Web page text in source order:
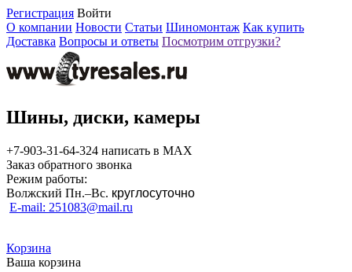
Регистрация Войти
О компании Новости Статьи Шиномонтаж Как купить
Доставка Вопросы и ответы Посмотрим отгрузки?
Шины, диски, камеры
+7-903-31-64-324 написать в MAX
Заказ обратного звонка
Режим работы:
Волжский Пн.–Вс. круглосуточно
E-mail: 251083@mail.ru
Корзина
Ваша корзина